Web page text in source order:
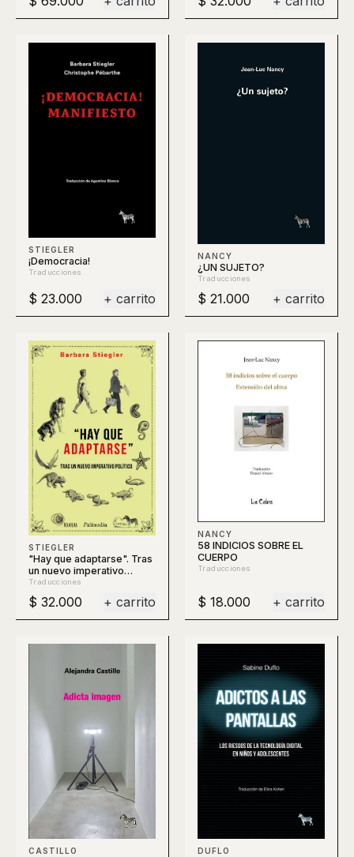
STIEGLER
¡Democracia!
Traducciones
$ 23.000 + carrito
NANCY
¿UN SUJETO?
Traducciones
$ 21.000 + carrito
STIEGLER
"Hay que adaptarse". Tras
un nuevo imperativo
político
Traducciones
$ 32.000 + carrito
NANCY
58 INDICIOS SOBRE EL
CUERPO
Traducciones
$ 18.000 + carrito
CASTILLO DUFLO